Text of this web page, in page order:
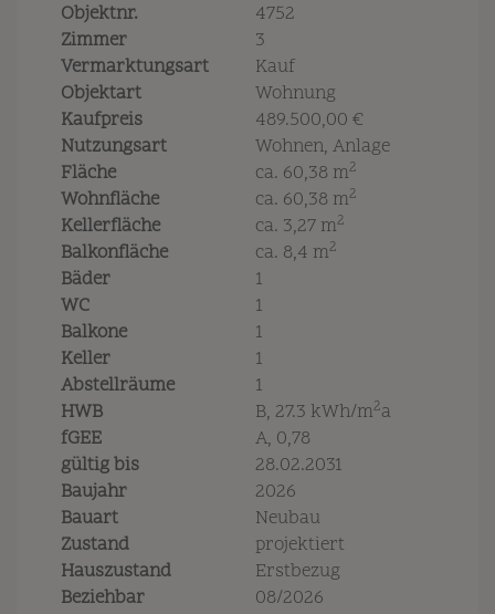
Objektnr.
4752
Zimmer
3
Vermarktungsart
Kauf
Objektart
Wohnung
Kaufpreis
489.500,00 €
Nutzungsart
Wohnen Anlage
Fläche
ca. 60,38 m2
Wohnfläche ca. 60,38 m2
Kellerfläche ca. 3,27 m2
Balkonfläche ca. 8,4 m2
Bäder
1
WC
1
Balkone
1
Keller
1
Abstellräume
1
HWB
B, 27.3 kWh/m2a
fGEE
A, 0,78
gültig bis
28.02.2031
Baujahr
2026
Bauart
Neubau
Zustand
projektiert
Hauszustand
Erstbezug
Beziehbar
08/2026